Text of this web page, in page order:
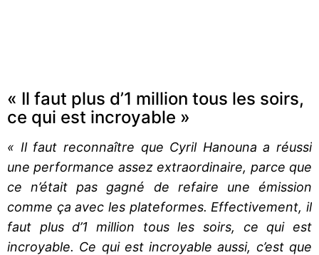
« Il faut plus d’1 million tous les soirs,
ce qui est incroyable »
« Il faut reconnaître que Cyril Hanouna a réussi
une performance assez extraordinaire, parce que
ce n’était pas gagné de refaire une émission
comme ça avec les plateformes. Effectivement, il
faut plus d’1 million tous les soirs, ce qui est
incroyable. Ce qui est incroyable aussi, c’est que